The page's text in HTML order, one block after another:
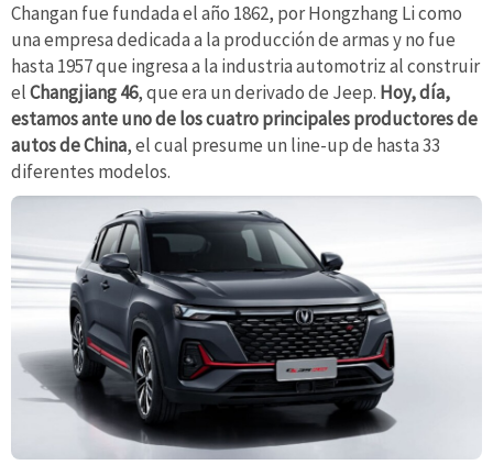
Changan fue fundada el año 1862, por Hongzhang Li como
una empresa dedicada a la producción de armas y no fue
hasta 1957 que ingresa a la industria automotriz al construir
elChangjiang 46, que era un derivado de Jeep. Hoy, día,
estamos ante uno de los cuatro principales productores de
autos de China, el cual presume un line-up de hasta 33
diferentes modelos.